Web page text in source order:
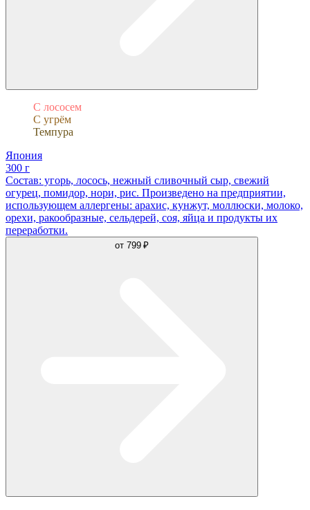
С лососем
С угрём
Темпура
Япония
300 г
Состав: угорь, лосось, нежный сливочный сыр, свежий
огурец, помидор, нори, рис. Произведено на предприятии,
использующем аллергены: арахис, кунжут, моллюски, молоко,
орехи, ракообразные, сельдерей, соя, яйца и продукты их
переработки.
от 799 ₽